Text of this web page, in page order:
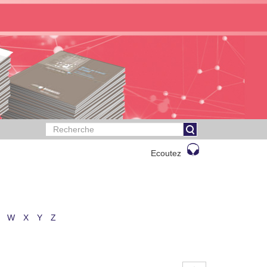
Ecoutez
W X Y Z